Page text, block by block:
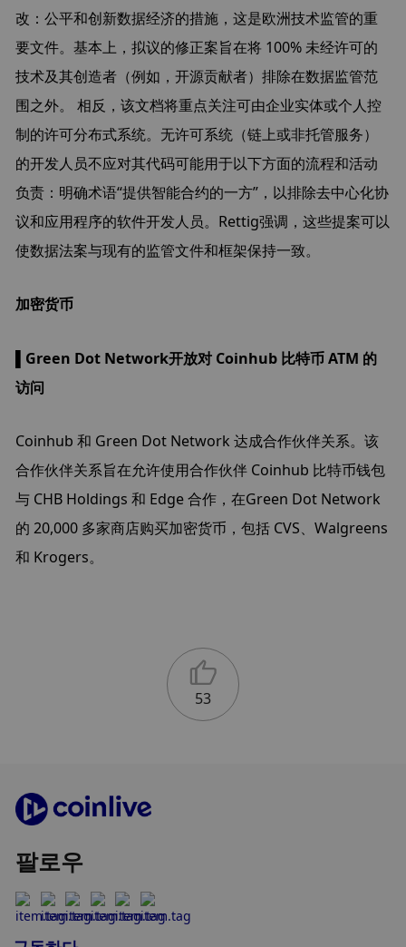
改：公平和创新数据经济的措施，这是欧洲技术监管的重
要文件。基本上，拟议的修正案旨在将 100% 未经许可的
技术及其创造者（例如，开源贡献者）排除在数据监管范
围之外。 相反，该文档将重点关注可由企业实体或个人控
制的许可分布式系统。无许可系统（链上或非托管服务）
的开发人员不应对其代码可能用于以下方面的流程和活动
负责：明确术语“提供智能合约的一方”，以排除去中心化协
议和应用程序的软件开发人员。Rettig强调，这些提案可以
使数据法案与现有的监管文件和框架保持一致。
加密货币
▌Green Dot Network开放对 Coinhub 比特币 ATM 的
访问
Coinhub 和 Green Dot Network 达成合作伙伴关系。该
合作伙伴关系旨在允许使用合作伙伴 Coinhub 比特币钱包
与 CHB Holdings 和 Edge 合作，在Green Dot Network
的 20,000 多家商店购买加密货币，包括 CVS、Walgreens
和 Krogers。
53
팔로우